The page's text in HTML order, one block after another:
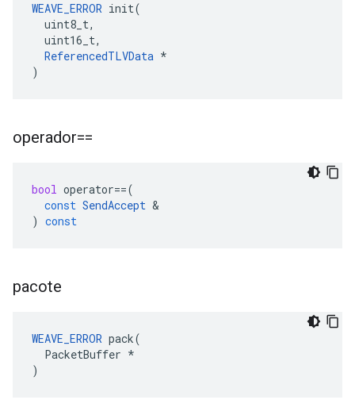
WEAVE_ERROR init(
  uint8_t,
  uint16_t,
ReferencedTLVData *
)
operador==
bool operator==(
const SendAccept &
) const
pacote
WEAVE_ERROR pack(
  PacketBuffer *
)